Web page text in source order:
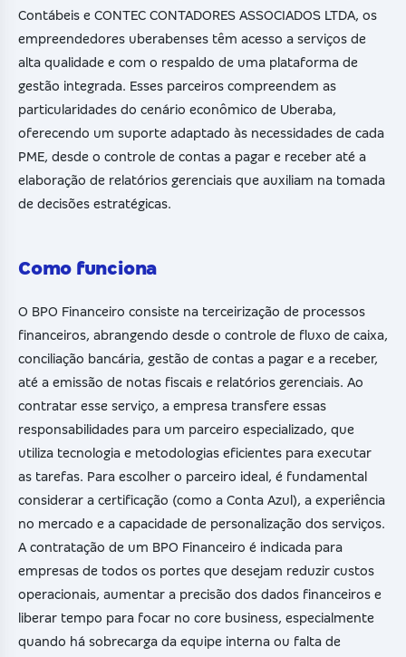
Contábeis e CONTEC CONTADORES ASSOCIADOS LTDA, os
empreendedores uberabenses têm acesso a serviços de
alta qualidade e com o respaldo de uma plataforma de
gestão integrada. Esses parceiros compreendem as
particularidades do cenário econômico de Uberaba,
oferecendo um suporte adaptado às necessidades de cada
PME, desde o controle de contas a pagar e receber até a
elaboração de relatórios gerenciais que auxiliam na tomada
de decisões estratégicas.
Como funciona
O BPO Financeiro consiste na terceirização de processos
financeiros, abrangendo desde o controle de fluxo de caixa,
conciliação bancária, gestão de contas a pagar e a receber,
até a emissão de notas fiscais e relatórios gerenciais. Ao
contratar esse serviço, a empresa transfere essas
responsabilidades para um parceiro especializado, que
utiliza tecnologia e metodologias eficientes para executar
as tarefas. Para escolher o parceiro ideal, é fundamental
considerar a certificação (como a Conta Azul), a experiência
no mercado e a capacidade de personalização dos serviços.
A contratação de um BPO Financeiro é indicada para
empresas de todos os portes que desejam reduzir custos
operacionais, aumentar a precisão dos dados financeiros e
liberar tempo para focar no core business, especialmente
quando há sobrecarga da equipe interna ou falta de